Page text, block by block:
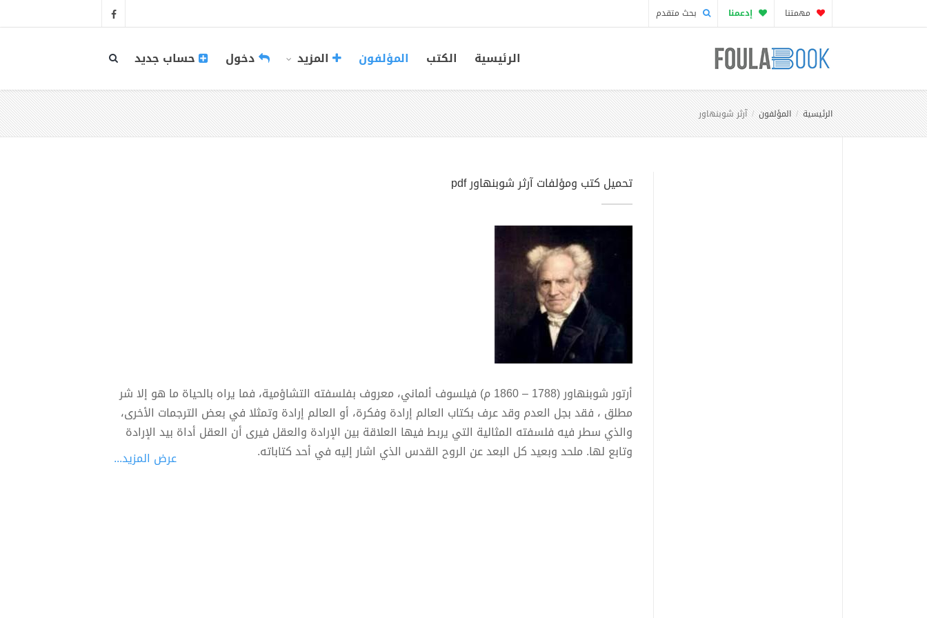
مهمتنا إدعمنا بحث متقدم
الرئيسية الكتب المؤلفون المزيد دخول حساب جديد
الرئيسية المؤلفون آرثر شوبنهاور
تحميل كتب ومؤلفات آرثر شوبنهاور pdf
أرتور شوبنهاور (1788 – 1860 م) فيلسوف ألماني، معروف بفلسفته التشاؤمية، فما يراه بالحياة ما هو إلا شر
مطلق ، فقد بجل العدم وقد عرف بكتاب العالم إرادة وفكرة، أو العالم إرادة وتمثلا في بعض الترجمات الأخرى،
والذي سطر فيه فلسفته المثالية التي يربط فيها العلاقة بين الإرادة والعقل فيرى أن العقل أداة بيد الإرادة
وتابع لها. ملحد وبعيد كل البعد عن الروح القدس الذي اشار إليه في أحد كتاباته.
عرض المزيد...